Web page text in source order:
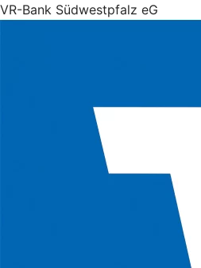
VR-Bank Südwestpfalz eG